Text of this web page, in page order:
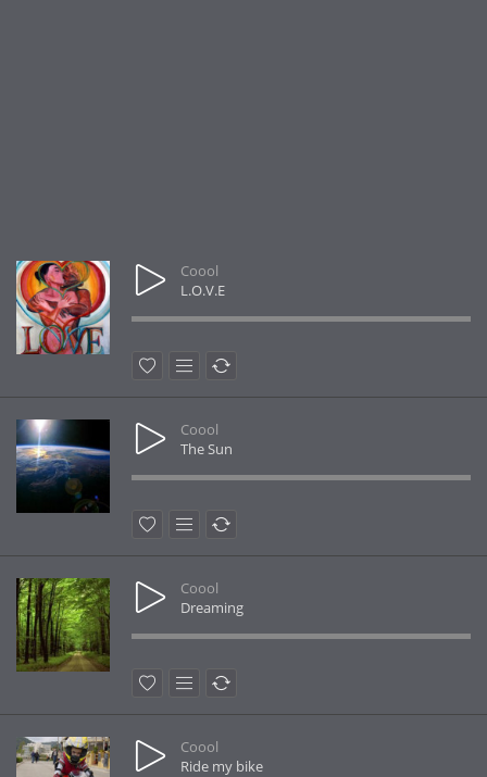
Coool
L.O.V.E
Coool
The Sun
Coool
Dreaming
Coool
Ride my bike